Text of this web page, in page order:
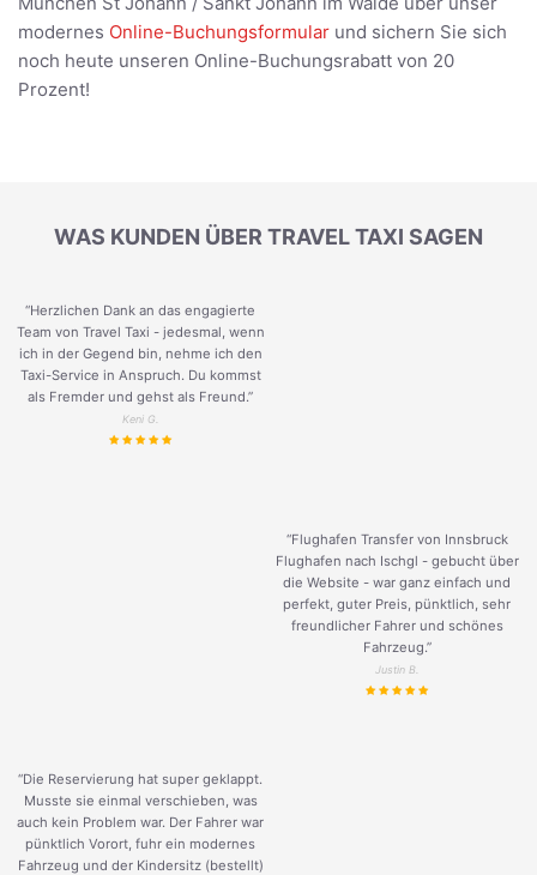
modernes Online-Buchungsformular und sichern Sie sich
noch heute unseren Online-Buchungsrabatt von 20
Prozent!
WAS KUNDEN ÜBER TRAVEL TAXI SAGEN
“Herzlichen Dank an das engagierte
Team von Travel Taxi - jedesmal, wenn
ich in der Gegend bin, nehme ich den
Taxi-Service in Anspruch. Du kommst
als Fremder und gehst als Freund.”
Keni G.
“Flughafen Transfer von Innsbruck
Flughafen nach Ischgl - gebucht über
die Website - war ganz einfach und
perfekt, guter Preis, pünktlich, sehr
freundlicher Fahrer und schönes
Fahrzeug.”
Justin B.
“Die Reservierung hat super geklappt.
Musste sie einmal verschieben, was
auch kein Problem war. Der Fahrer war
pünktlich Vorort, fuhr ein modernes
Fahrzeug und der Kindersitz (bestellt)